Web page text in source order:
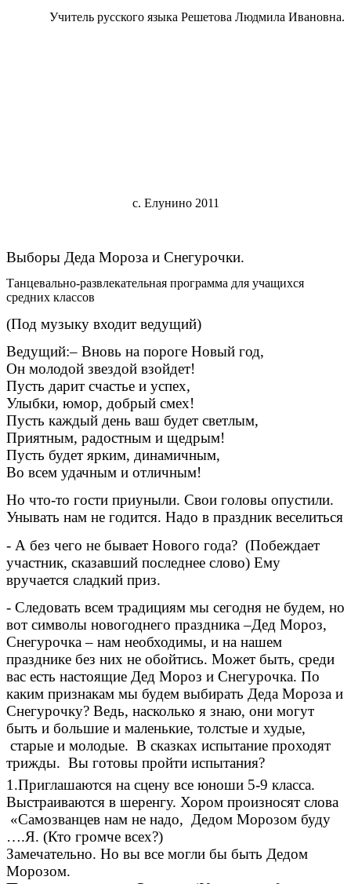
Учитель русского языка Решетова Людмила Ивановна.
с. Елунино 2011
Выборы Деда Мороза и Снегурочки.
Танцевально-развлекательная программа для учащихся
средних классов
(Под музыку входит ведущий)
Ведущий:– Вновь на пороге Новый год,
Он молодой звездой взойдет!
Пусть дарит счастье и успех,
Улыбки, юмор, добрый смех!
Пусть каждый день ваш будет светлым,
Приятным, радостным и щедрым!
Пусть будет ярким, динамичным,
Во всем удачным и отличным!
Но что-то гости приуныли. Свои головы опустили.
Унывать нам не годится. Надо в праздник веселиться
- А без чего не бывает Нового года? (Побеждает
участник, сказавший последнее слово) Ему
вручается сладкий приз.
- Следовать всем традициям мы сегодня не будем, но
вот символы новогоднего праздника –Дед Мороз,
Снегурочка – нам необходимы, и на нашем
празднике без них не обойтись. Может быть, среди
вас есть настоящие Дед Мороз и Снегурочка. По
каким признакам мы будем выбирать Деда Мороза и
Снегурочку? Ведь, насколько я знаю, они могут
быть и большие и маленькие, толстые и худые,
старые и молодые. В сказках испытание проходят
трижды. Вы готовы пройти испытания?
1.Приглашаются на сцену все юноши 5-9 класса.
Выстраиваются в шеренгу. Хором произносят слова
«Самозванцев нам не надо, Дедом Морозом буду
….Я. (Кто громче всех?)
Замечательно. Но вы все могли бы быть Дедом
Морозом.